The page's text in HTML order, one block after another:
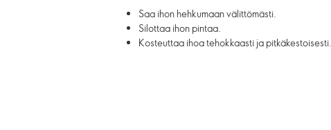
Saa ihon hehkumaan välittömästi.
Silottaa ihon pintaa.
Kosteuttaa ihoa tehokkaasti ja pitkäkestoisesti.